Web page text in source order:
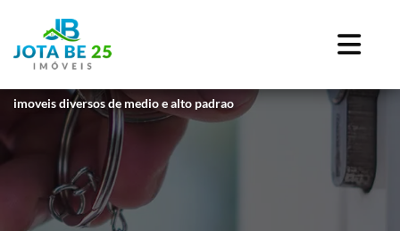
imoveis diversos de medio e alto padrao